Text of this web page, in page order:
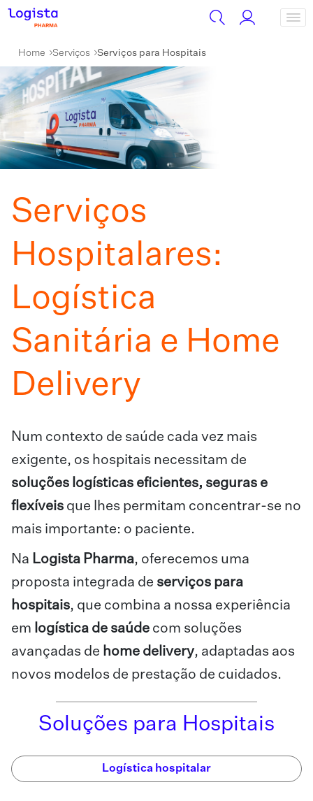
Home Serviços Serviços para Hospitais
Serviços
Hospitalares:
Logística
Sanitária e Home
Delivery
Num contexto de saúde cada vez mais
exigente, os hospitais necessitam de
soluções logísticas eficientes, seguras e
flexíveis que lhes permitam concentrar-se no
mais importante: o paciente.
Na Logista Pharma, oferecemos uma
proposta integrada de serviços para
hospitais, que combina a nossa experiência
em logística de saúde com soluções
avançadas de home delivery, adaptadas aos
novos modelos de prestação de cuidados.
Soluções para Hospitais
Logística hospitalar